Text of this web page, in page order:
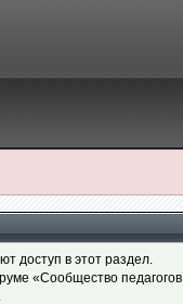
доступ в этот раздел.
«Сообщество педагогов